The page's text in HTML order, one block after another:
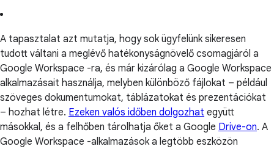
A tapasztalat azt mutatja, hogy sok ügyfelünk sikeresen
tudott váltani a meglévő hatékonyságnövelő csomagjáról a
Google Workspace -ra, és már kizárólag a Google Workspace
alkalmazásait használja, melyben különböző fájlokat – például
szöveges dokumentumokat, táblázatokat és prezentációkat
– hozhat létre. Ezeken valós időben dolgozhat együtt
másokkal, és a felhőben tárolhatja őket a Google Drive-on. A
Google Workspace -alkalmazások a legtöbb eszközön